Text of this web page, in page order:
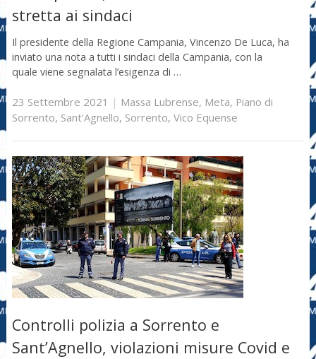
stretta ai sindaci
Il presidente della Regione Campania, Vincenzo De Luca, ha
inviato una nota a tutti i sindaci della Campania, con la
quale viene segnalata l’esigenza di …
23 Settembre 2021 | Massa Lubrense, Meta, Piano di
Sorrento, Sant'Agnello, Sorrento, Vico Equense
Controlli polizia a Sorrento e
Sant’Agnello, violazioni misure Covid e